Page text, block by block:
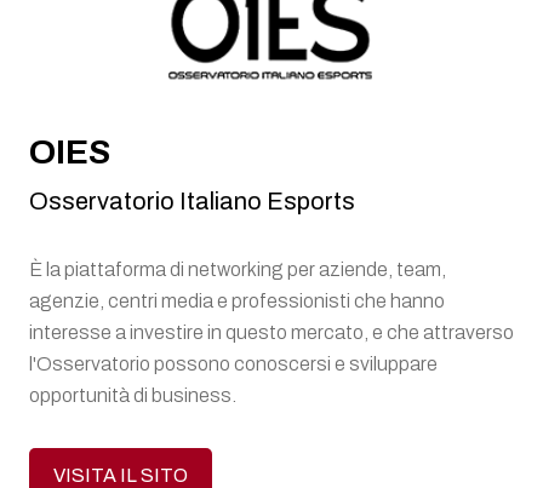
OIES
Osservatorio Italiano Esports
È la piattaforma di networking per aziende, team,
agenzie, centri media e professionisti che hanno
interesse a investire in questo mercato, e che attraverso
l'Osservatorio possono conoscersi e sviluppare
opportunità di business.
VISITA IL SITO